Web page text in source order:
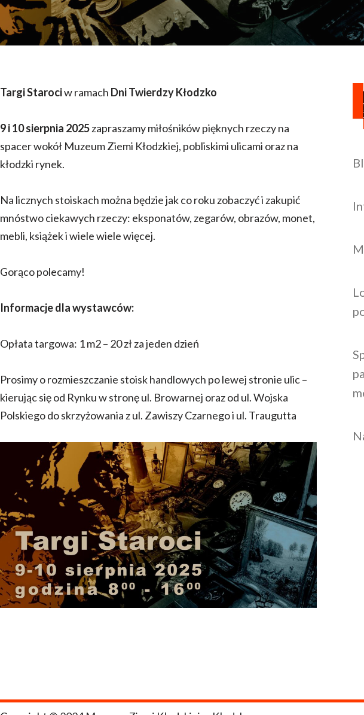
Targi Starociw ramach Dni Twierdzy Kłodzko
9 i 10 sierpnia 2025zapraszamy miłośników pięknych rzeczy na
spacer wokół Muzeum Ziemi Kłodzkiej, pobliskimi ulicami oraz na
kłodzki rynek.
Na licznych stoiskach można będzie jak co roku zobaczyć i zakupić
mnóstwo ciekawych rzeczy: eksponatów, zegarów, obrazów, monet,
mebli, książek i wiele wiele więcej.
Gorąco polecamy!
Informacje dla wystawców:
Opłata targowa: 1 m2 – 20 zł za jeden dzień
Prosimy o rozmieszczanie stoisk handlowych po lewej stronie ulic –
kierując się od Rynku w stronę ul. Browarnej oraz od ul. Wojska
Polskiego do skrzyżowania z ul. Zawiszy Czarnego i ul. Traugutta